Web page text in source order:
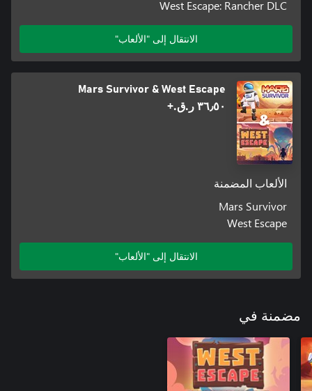
West Escape: Rancher DLC
الانتقال إلى "الألعاب"
Mars Survivor & West Escape
٣٦٫٥٠ ر.ق.‏+
الألعاب المضمنة
Mars Survivor
West Escape
الانتقال إلى "الألعاب"
مضمنة في